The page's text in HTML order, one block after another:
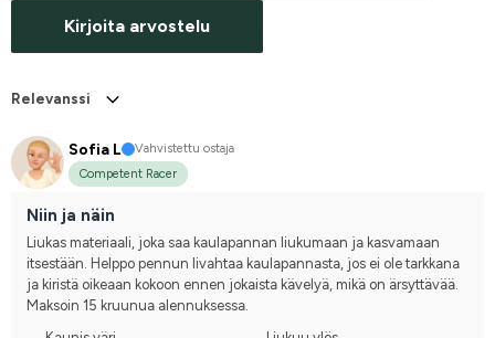
Kirjoita arvostelu
Relevanssi
Sofia L
Vahvistettu ostaja
Competent Racer
Niin ja näin
Liukas materiaali, joka saa kaulapannan liukumaan ja kasvamaan
itsestään. Helppo pennun livahtaa kaulapannasta, jos ei ole tarkkana
ja kiristä oikeaan kokoon ennen jokaista kävelyä, mikä on ärsyttävää.
Maksoin 15 kruunua alennuksessa.